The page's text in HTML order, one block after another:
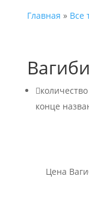
Главная » Все

конце
Цена